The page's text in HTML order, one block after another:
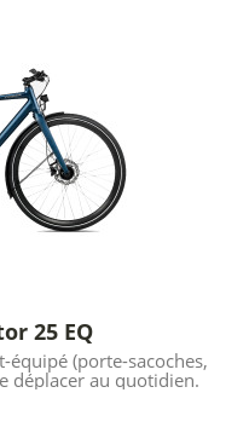
25 EQ
(porte-sacoches,
déplacer au quotidien.